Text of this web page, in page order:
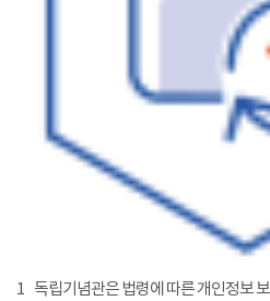
1 독립기념관은 법령에 따른 개인정보